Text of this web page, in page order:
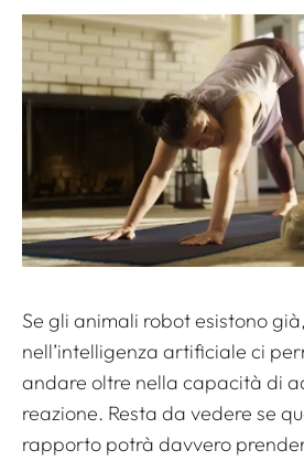
Se gli animali robot esistono
nell’intelligenza artificiale ci
andare oltre nella capacità di
reazione. Resta da vedere se
rapporto potrà davvero